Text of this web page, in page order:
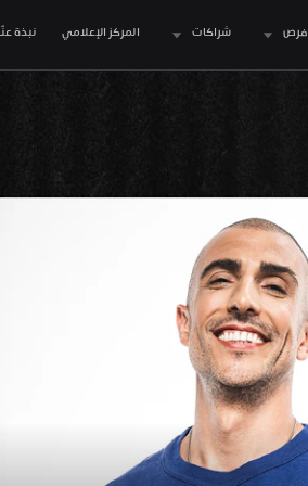
فرص شراكات المركز الإعلامي نبذة